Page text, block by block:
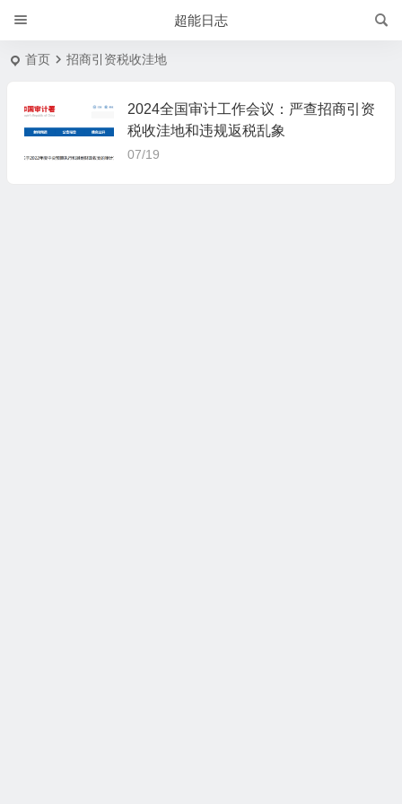
超能日志
首页 招商引资税收洼地
2024全国审计工作会议：严查招商引资
税收洼地和违规返税乱象
07/19